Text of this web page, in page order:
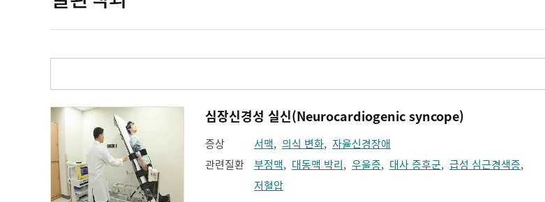
심장신경성 실신(Neurocardiogenic syncope)
증상 서맥, 의식 변화, 자율신경장애
관련질환
부정맥, 대동맥 박리, 우울증, 대사 증후군, 급성 심근경색증,
저혈압